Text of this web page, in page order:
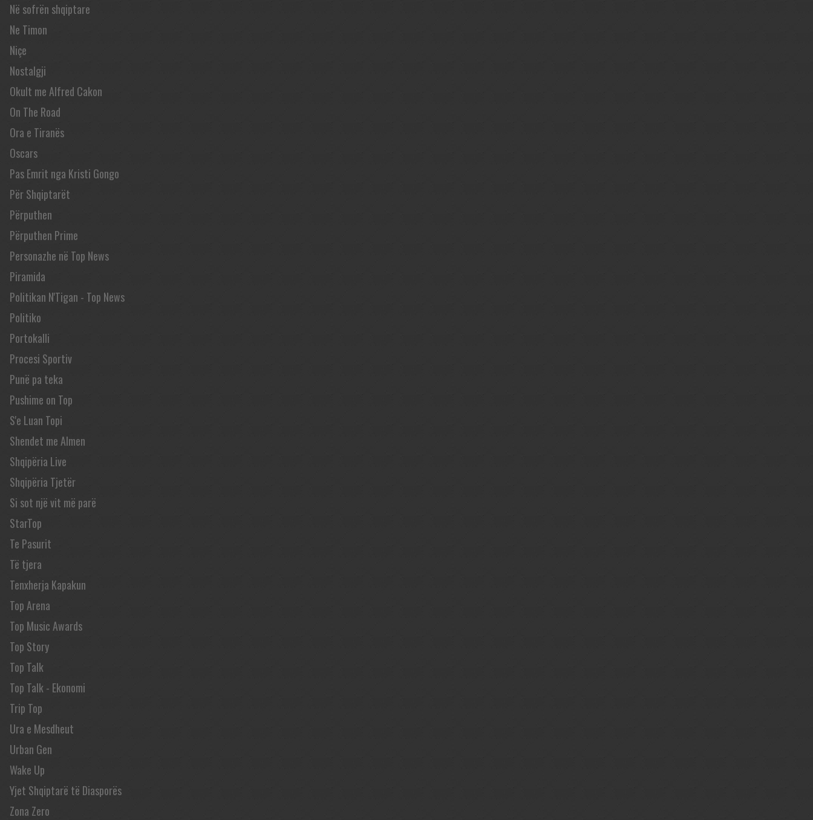
Në sofrën shqiptare
Ne Timon
Niçe
Nostalgji
Okult me Alfred Cakon
On The Road
Ora e Tiranës
Oscars
Pas Emrit nga Kristi Gongo
Për Shqiptarët
Përputhen
Përputhen Prime
Personazhe në Top News
Piramida
Politikan N'Tigan - Top News
Politiko
Portokalli
Procesi Sportiv
Punë pa teka
Pushime on Top
S'e Luan Topi
Shendet me Almen
Shqipëria Live
Shqipëria Tjetër
Si sot një vit më parë
StarTop
Te Pasurit
Të tjera
Tenxherja Kapakun
Top Arena
Top Music Awards
Top Story
Top Talk
Top Talk - Ekonomi
Trip Top
Ura e Mesdheut
Urban Gen
Wake Up
Yjet Shqiptarë të Diasporës
Zona Zero